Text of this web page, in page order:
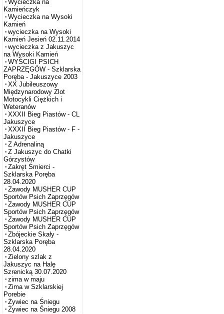
Wycieczka na
Kamieńczyk
Wycieczka na Wysoki
Kamień
wycieczka na Wysoki
Kamień Jesień 02.11.2014
wycieczka z Jakuszyc
na Wysoki Kamień
WYŚCIGI PSICH
ZAPRZĘGÓW - Szklarska
Poręba - Jakuszyce 2003
XX Jubileuszowy
Międzynarodowy Zlot
Motocykli Ciężkich i
Weteranów
XXXII Bieg Piastów - CL
Jakuszyce
XXXII Bieg Piastów - F -
Jakuszyce
Z Adrenaliną
Z Jakuszyc do Chatki
Górzystów
Zakręt Śmierci -
Szklarska Poręba
28.04.2020
Zawody MUSHER CUP
Sportów Psich Zaprzęgów
Zawody MUSHER CUP
Sportów Psich Zaprzęgów
Zawody MUSHER CUP
Sportów Psich Zaprzęgów
Zbójeckie Skały -
Szklarska Poręba
28.04.2020
Zielony szlak z
Jakuszyc na Halę
Szrenicką 30.07.2020
zima w maju
Zima w Szklarskiej
Porebie
Żywiec na Śniegu
Żywiec na Śniegu 2008